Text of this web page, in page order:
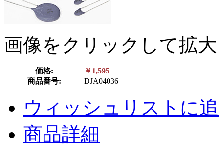
画像をクリックして拡
価格:
￥1,595
商品番号:
DJA04036
ウィッシュリストに
商品詳細